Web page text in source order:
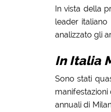
In vista della
leader
analizzato gli
In Italia
Sono stati
annuali di